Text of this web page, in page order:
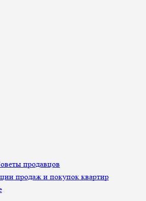
продавцов
продаж и покупок квартир